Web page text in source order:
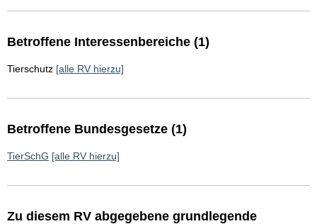
Betroffene Interessenbereiche (1)
Tierschutz [alle RV hierzu]
Betroffene Bundesgesetze (1)
TierSchG [alle RV hierzu]
Zu diesem RV abgegebene grundlegende